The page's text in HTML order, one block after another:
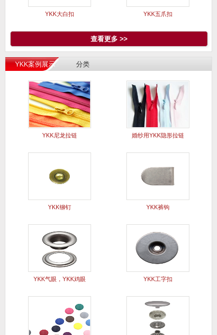
YKK大白扣 YKK五爪扣
查看更多 >>
YKK案例展示 分类
YKK尼龙拉链 婚纱用YKK隐形拉链
YKK铆钉 YKK裤钩
YKK气眼，YKK鸡眼 YKK工字扣